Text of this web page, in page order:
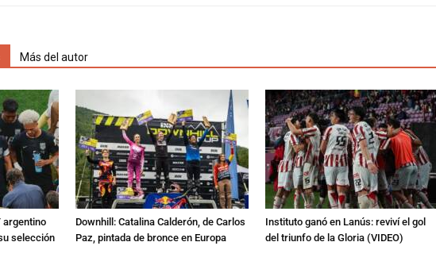
Más del autor
argentino
selección
Downhill: Catalina Calderón, de Carlos
Paz, pintada de bronce en Europa
Instituto ganó en Lanús: reviví el gol
del triunfo de la Gloria (VIDEO)